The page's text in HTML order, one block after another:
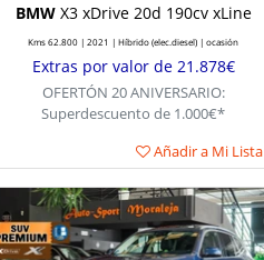
BMWX3 xDrive 20d 190cv xLine
Kms 62.800 | 2021 | Híbrido (elec.diesel) | ocasión
Extras por valor de 21.878€
OFERTÓN 20 ANIVERSARIO:
Superdescuento de 1.000€*
Añadir a Mi Lista